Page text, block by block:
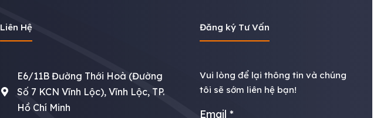
Liên Hệ
E6/11B Đường Thới Hoà (Đường
Số 7 KCN Vĩnh Lộc), Vĩnh Lộc, TP.
Hồ Chí Minh
Đăng ký Tư Vấn
Vui lòng để lại thông tin và chúng
tôi sẽ sớm liên hệ bạn!
Email*